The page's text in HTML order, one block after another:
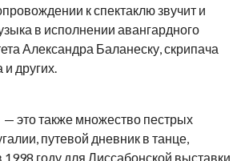
к спектаклю звучит и
в исполнении авангардного
Александра Баланеску, скрипача
других.
это также множество пестрых
путевой дневник в танце,
году для Лиссабонской выставки